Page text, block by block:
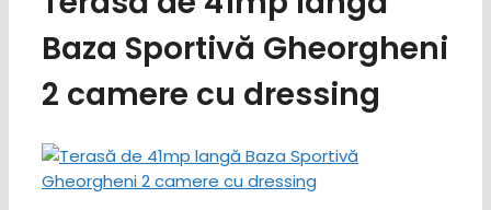
Baza Sportivă Gheorgheni
2 camere cu dressing